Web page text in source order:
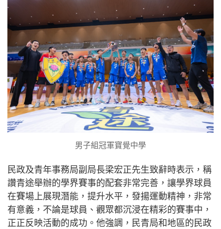
男子組冠軍寶覺中學
民政及青年事務局副局長梁宏正先生致辭時表示，稱
讚青途舉辦的學界賽事的配套非常完善，讓學界球員
在賽場上展現潛能，提升水平，發揚運動精神，非常
有意義，不論是球員、觀眾都沉浸在精彩的賽事中，
正正反映活動的成功。他強調，民青局和地區的民政